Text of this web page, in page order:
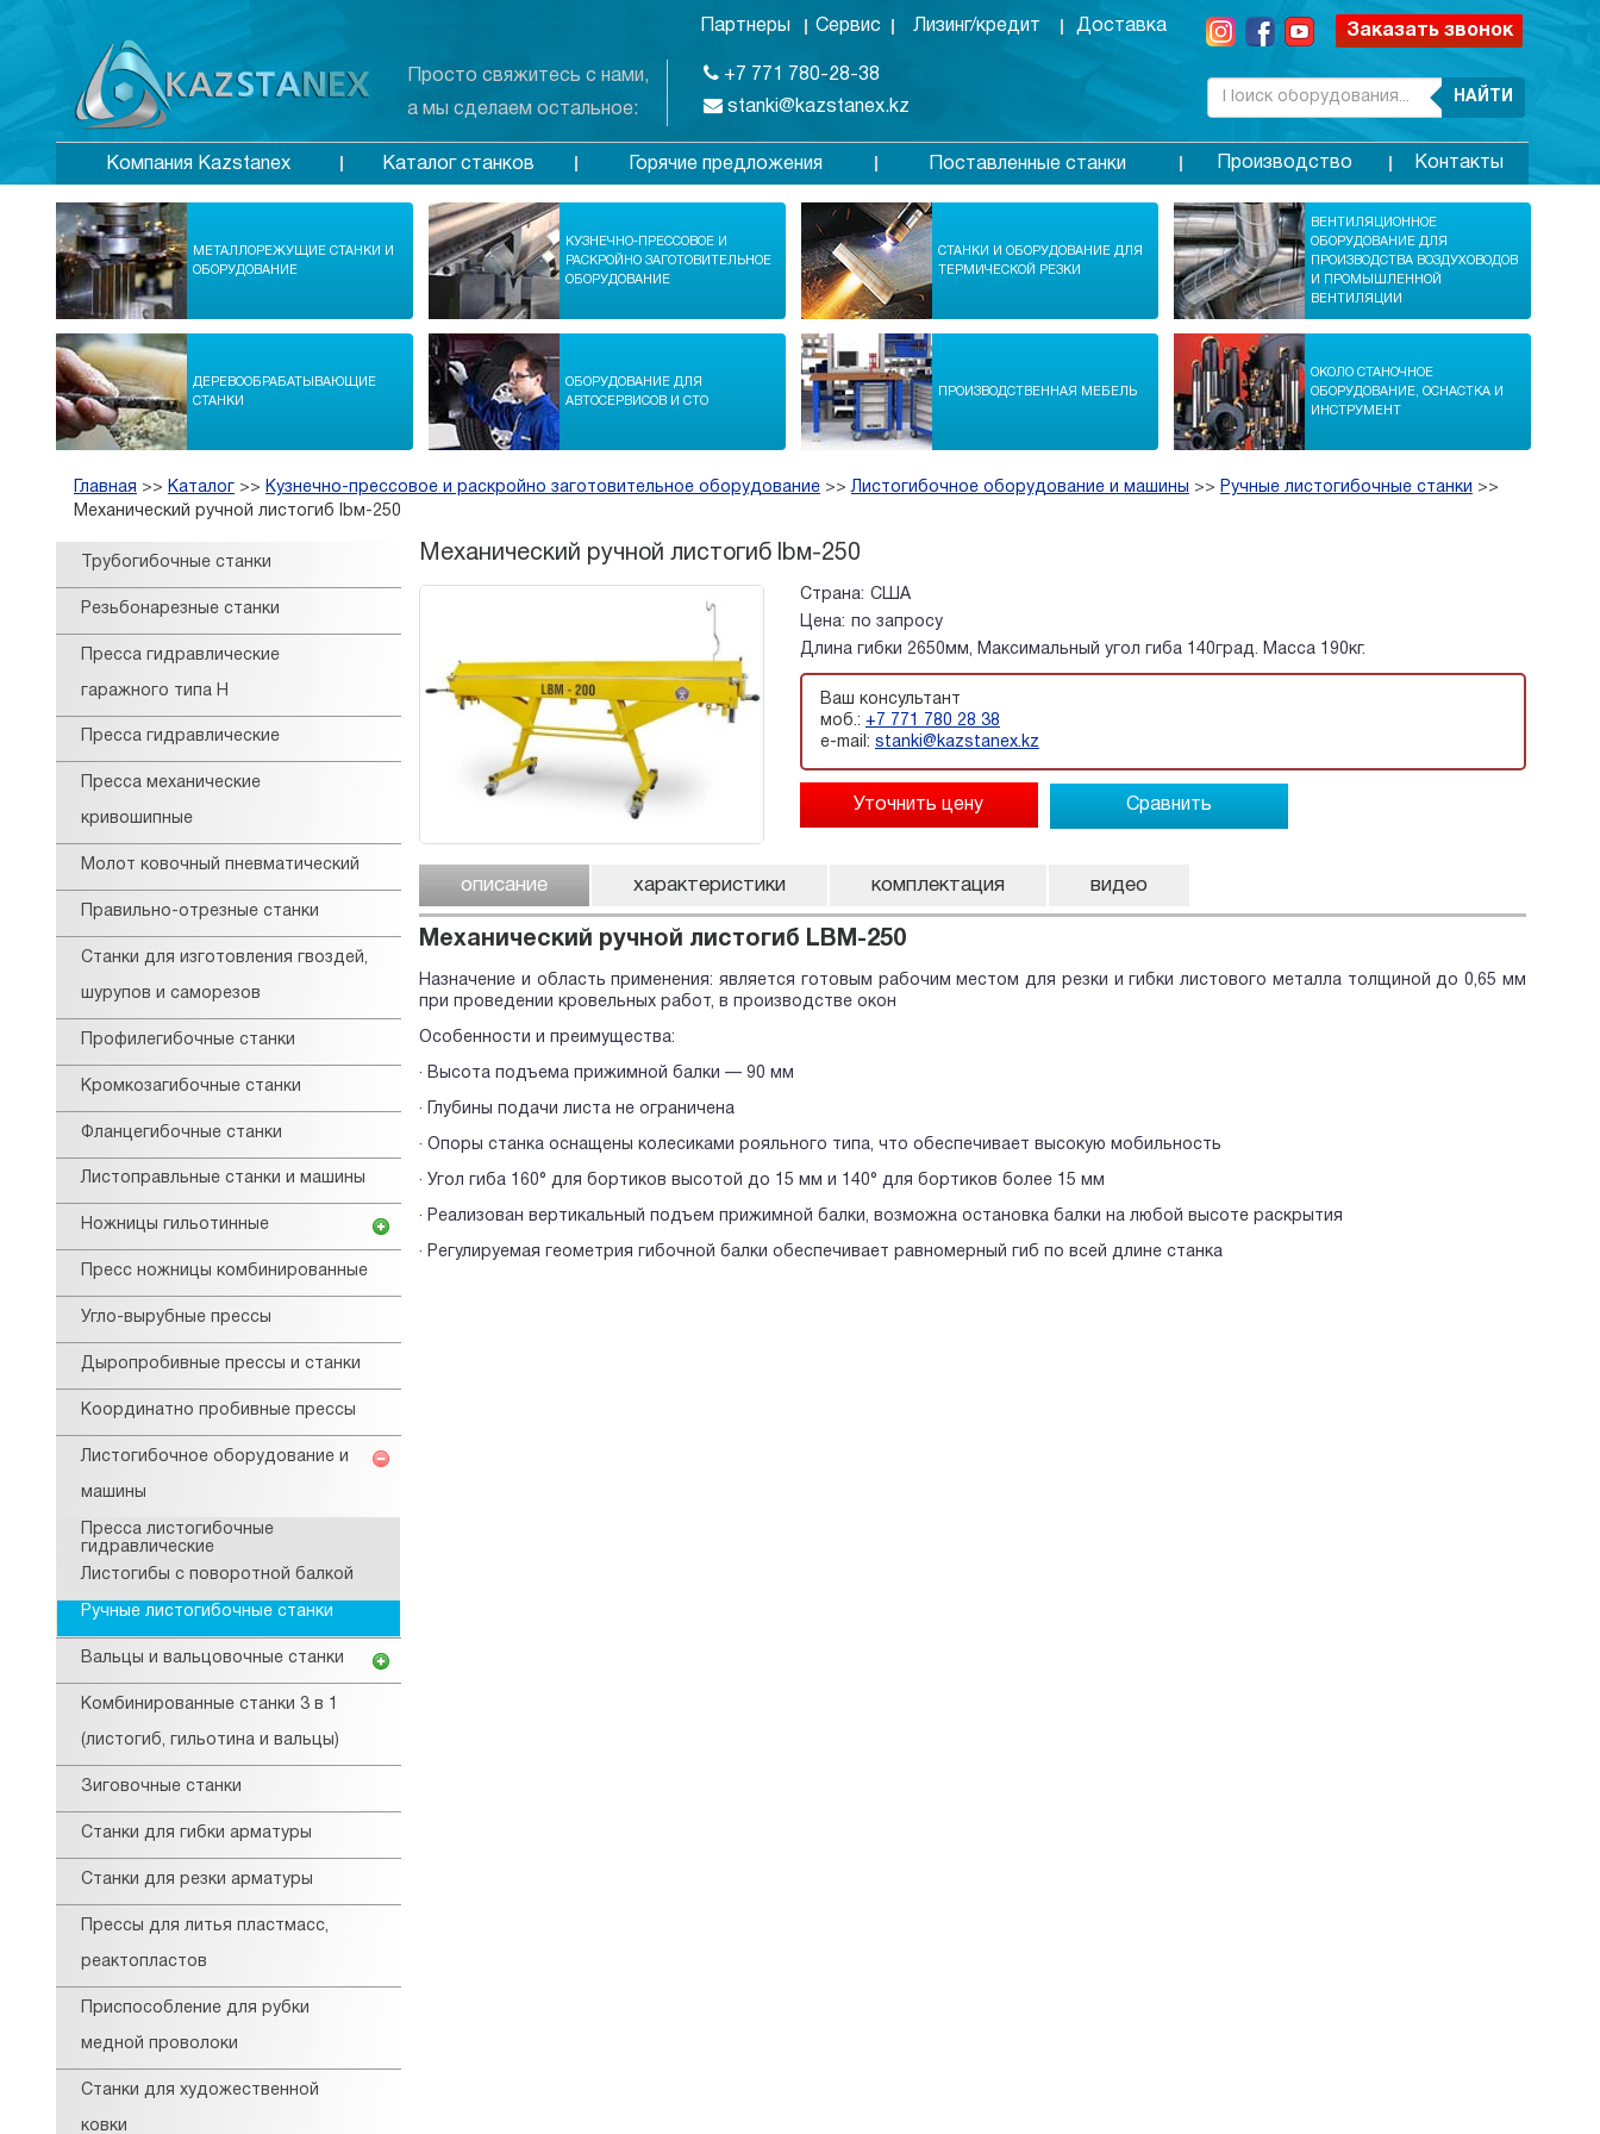
Просто свяжитесь с нами,
а мы сделаем остальное:
Партнеры Сервис Лизинг/кредит Доставка
+7 771 780-28-38
stanki@kazstanex.kz
Заказать звонок
НАЙТИ
Компания Kazstanex Каталог станков Горячие предложения Поставленные станки Производство Контакты
МЕТАЛЛОРЕЖУЩИЕ СТАНКИ И
ОБОРУДОВАНИЕ
КУЗНЕЧНО-ПРЕССОВОЕ И
РАСКРОЙНО ЗАГОТОВИТЕЛЬНОЕ
ОБОРУДОВАНИЕ
СТАНКИ И ОБОРУДОВАНИЕ ДЛЯ
ТЕРМИЧЕСКОЙ РЕЗКИ
ВЕНТИЛЯЦИОННОЕ
ОБОРУДОВАНИЕ ДЛЯ
ПРОИЗВОДСТВА ВОЗДУХОВОДОВ
И ПРОМЫШЛЕННОЙ
ВЕНТИЛЯЦИИ
ДЕРЕВООБРАБАТЫВАЮЩИЕ
СТАНКИ
ОБОРУДОВАНИЕ ДЛЯ
АВТОСЕРВИСОВ И СТО
ПРОИЗВОДСТВЕННАЯ МЕБЕЛЬ
ОКОЛО СТАНОЧНОЕ
ОБОРУДОВАНИЕ, ОСНАСТКА И
ИНСТРУМЕНТ
Главная >> Каталог >> Кузнечно-прессовое и раскройно заготовительное оборудование >>Листогибочное оборудование и машины >> Ручные листогибочные станки >>
Механический ручной листогиб lbм-250
Трубогибочные станки
Резьбонарезные станки
Пресса гидравлические
гаражного типа Н
Пресса гидравлические
Пресса механические
кривошипные
Молот ковочный пневматический
Правильно-отрезные станки
Станки для изготовления гвоздей,
шурупов и саморезов
Профилегибочные станки
Кромкозагибочные станки
Фланцегибочные станки
Листоправльные станки и машины
Ножницы гильотинные
Пресс ножницы комбинированные
Угло-вырубные прессы
Дыропробивные прессы и станки
Координатно пробивные прессы
Листогибочное оборудование и
машины
Пресса листогибочные
гидравлические
Листогибы с поворотной балкой
Ручные листогибочные станки
Вальцы и вальцовочные станки
Комбинированные станки 3 в 1
(листогиб, гильотина и вальцы)
Зиговочные станки
Станки для гибки арматуры
Станки для резки арматуры
Прессы для литья пластмасс,
реактопластов
Приспособление для рубки
медной проволоки
Станки для художественной
ковки
Механический ручной листогиб lbм-250
Страна: США
Цена: по запросу
Длина гибки 2650мм, Максимальный угол гиба 140град. Масса 190кг.
Ваш консультант
моб.: +7 771 780 28 38
e-mail: stanki@kazstanex.kz
Сравнить
описание характеристики комплектация видео
Механический ручной листогиб LBМ-250
Назначение и область применения: является готовым рабочим местом для резки и гибки листового металла толщиной до 0,65 мм
при проведении кровельных работ, в производстве окон
Особенности и преимущества:
· Высота подъема прижимной балки — 90 мм
· Глубины подачи листа не ограничена
· Опоры станка оснащены колесиками рояльного типа, что обеспечивает высокую мобильность
· Угол гиба 160° для бoртиков высотой до 15 мм и 140° для бортиков более 15 мм
· Реализован вертикальный подъем прижимной балки, возможна остановка балки на любой высоте раскрытия
· Регулируемая геометрия гибочной балки обеспечивает равномерный гиб по всей длине станка